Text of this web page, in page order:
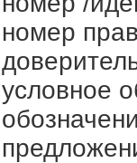
номер
условное